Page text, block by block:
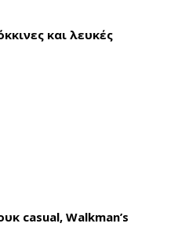
και λευκές
casual, Walkman’s